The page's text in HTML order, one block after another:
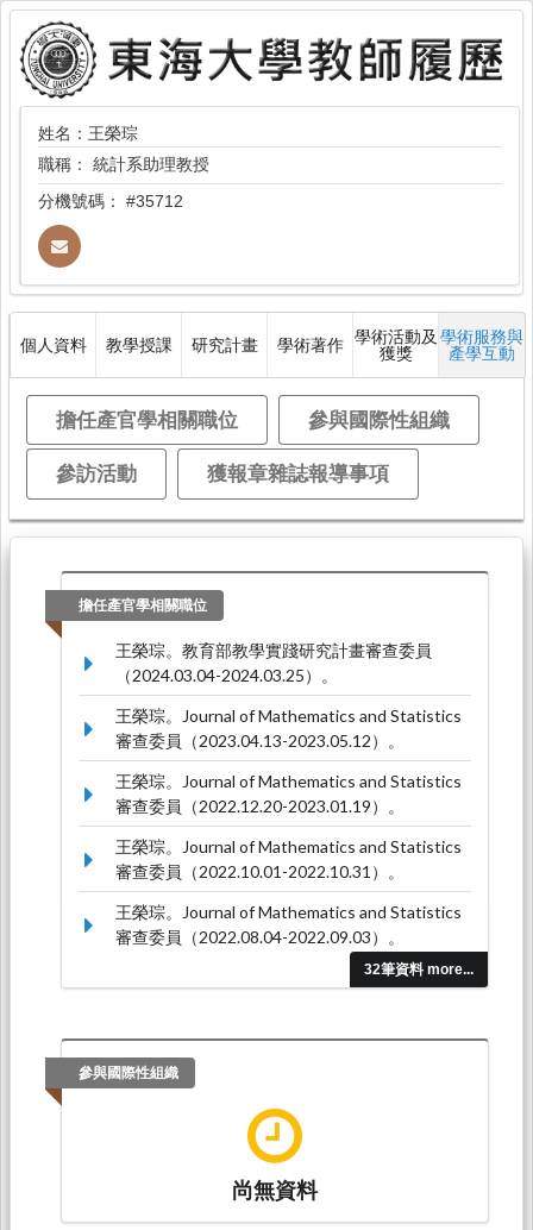
姓名：王榮琮
職稱： 統計系助理教授
分機號碼： #35712
個人資料 教學授課 研究計畫 學術著作 學術活動及
獲獎
學術服務與
產學互動
擔任產官學相關職位 參與國際性組織
參訪活動 獲報章雜誌報導事項
擔任產官學相關職位
32筆資料 more...
王榮琮。教育部教學實踐研究計畫審查委員
（2024.03.04-2024.03.25）。
王榮琮。Journal of Mathematics and Statistics
審查委員（2023.04.13-2023.05.12）。
王榮琮。Journal of Mathematics and Statistics
審查委員（2022.12.20-2023.01.19）。
王榮琮。Journal of Mathematics and Statistics
審查委員（2022.10.01-2022.10.31）。
王榮琮。Journal of Mathematics and Statistics
審查委員（2022.08.04-2022.09.03）。
參與國際性組織
尚無資料